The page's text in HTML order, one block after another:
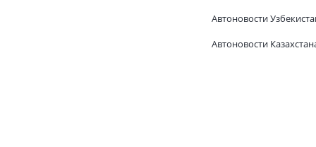
Автоновости
Автоновости